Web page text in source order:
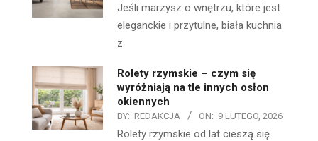
Jeśli marzysz o wnętrzu, które jest
eleganckie i przytulne, biała kuchnia
z
Rolety rzymskie – czym się
wyróżniają na tle innych osłon
okiennych
BY: REDAKCJA ON: 9 LUTEGO, 2026
Rolety rzymskie od lat cieszą się